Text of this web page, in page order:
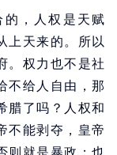
的，人权是天赋
上天来的。所以
。权力也不是社
不给人自由，那
腊了吗？人权和
不能剥夺，皇帝